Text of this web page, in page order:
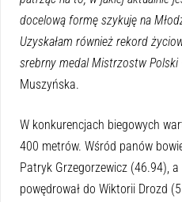
docelową formę szykuję na
Uzyskałam również rekord
srebrny medal Mistrzostw Polski
Muszyńska.
W konkurencjach biegowych
400 metrów. Wśród panów
Patryk Grzegorzewicz (46.94),
powędrował do Wiktorii Drozd